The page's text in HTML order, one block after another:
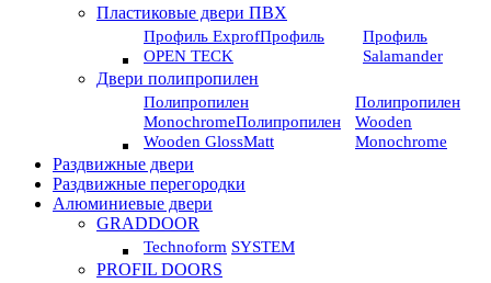
Пластиковые двери ПВХ
Профиль ExprofПрофиль
OPEN TECK
Профиль
Salamander
Двери полипропилен
Полипропилен
MonochromeПолипропилен
Wooden GlossMatt
Полипропилен
Wooden
Monochrome
Раздвижные двери
Раздвижные перегородки
Алюминиевые двери
GRADDOOR
Technoform SYSTEM
PROFIL DOORS